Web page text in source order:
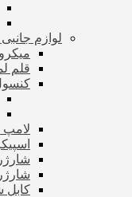
لوازم
قلم
لامپ
شارژر
کابل